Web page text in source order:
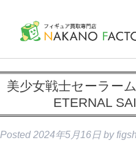
美少女戦士セーラー
ETERNAL
Posted 2024年5月16日 by